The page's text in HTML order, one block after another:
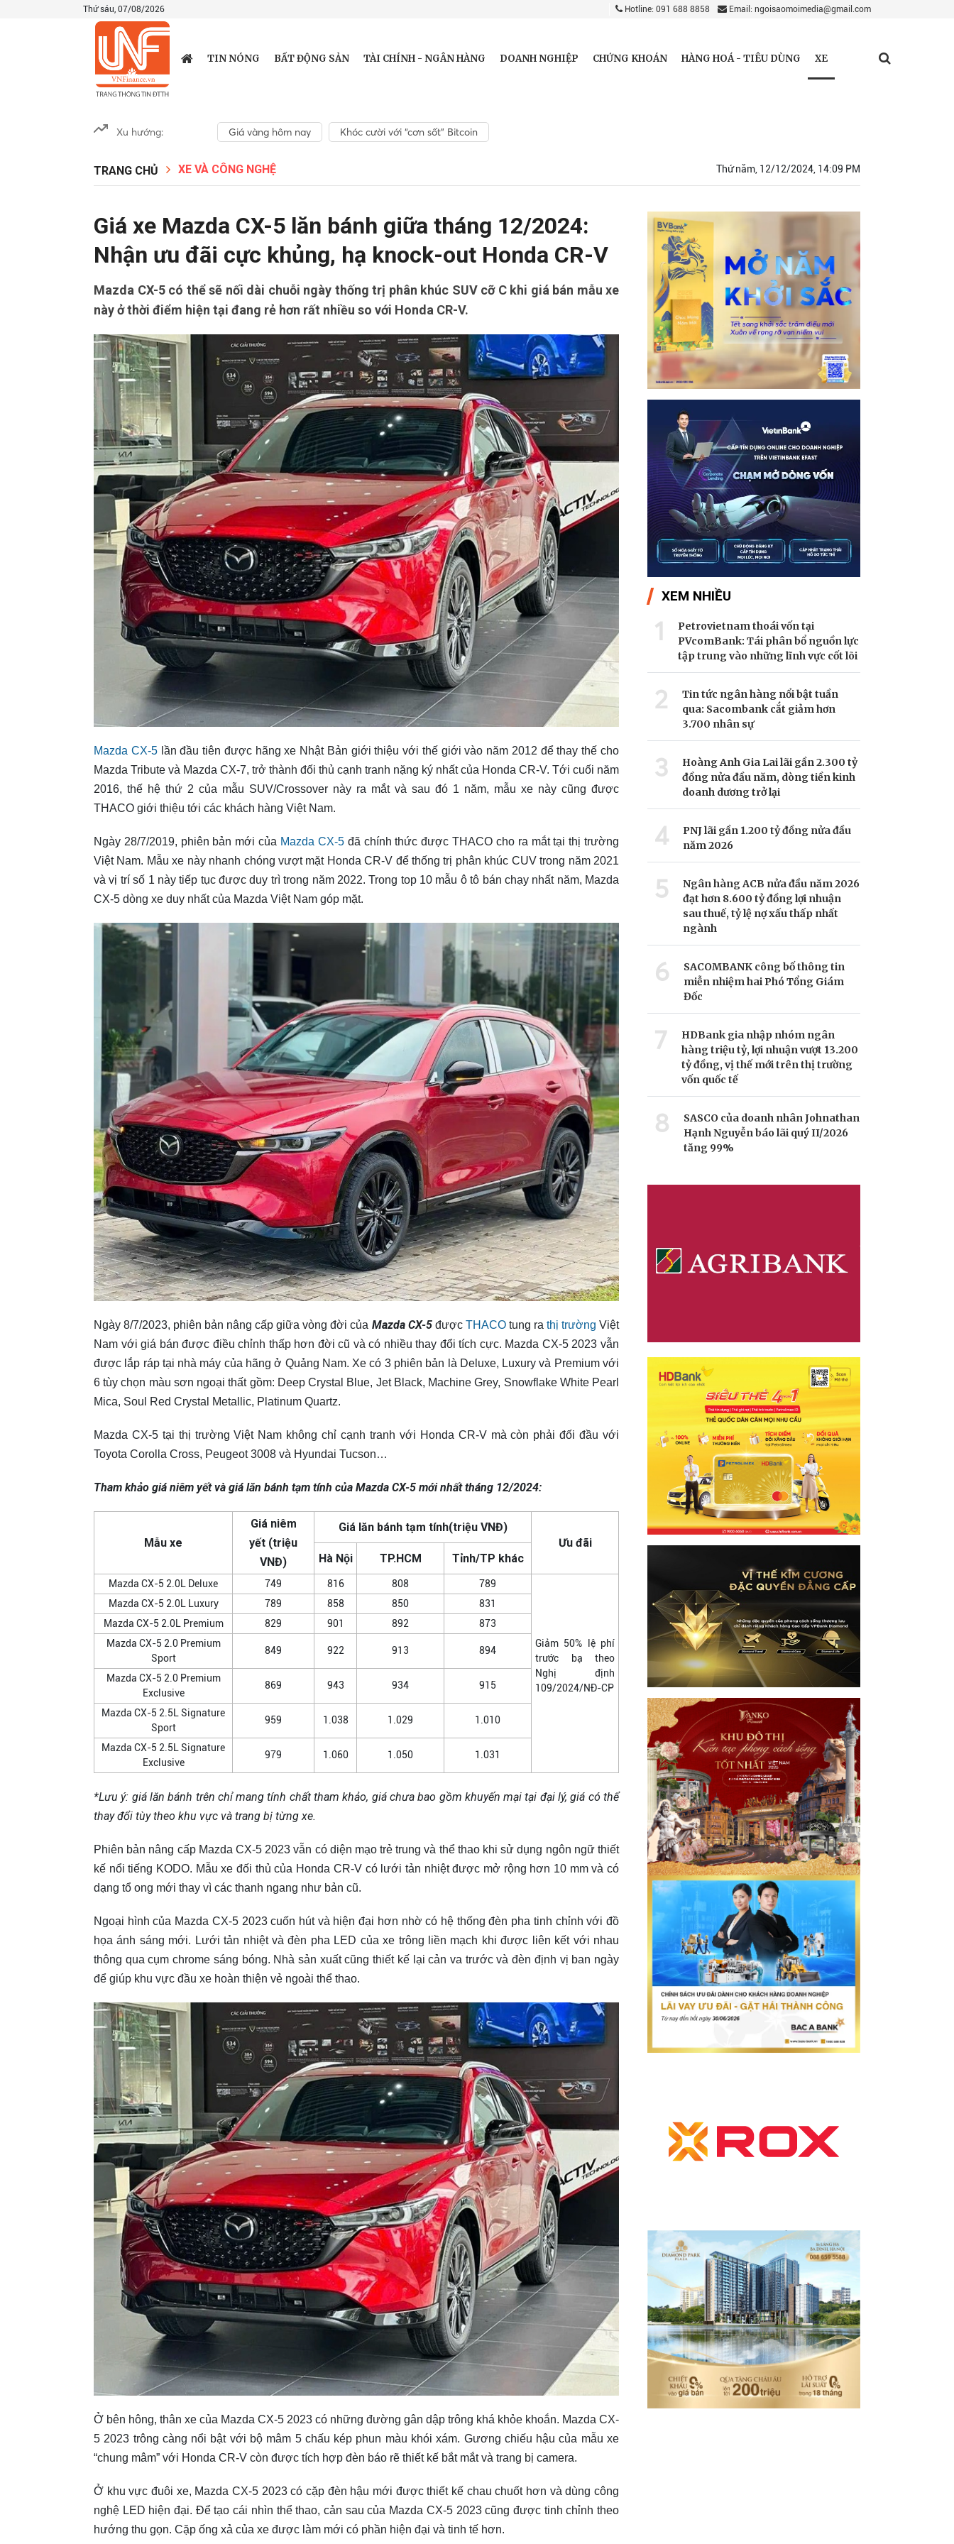
Thứ sáu, 07/08/2026 Hotline: 091 688 8858 Email: ngoisaomoimedia@gmail.com
TIN NÓNG BẤT ĐỘNG SẢN TÀI CHÍNH - NGÂN HÀNG DOANH NGHIỆP CHỨNG KHOÁN HÀNG HOÁ - TIÊU DÙNG XE
Xu hướng: Giá vàng hôm nay Khóc cười với “cơn sốt” Bitcoin
TRANG CHỦ XE VÀ CÔNG NGHỆ Thứ năm, 12/12/2024, 14:09 PM
Giá xe Mazda CX-5 lăn bánh giữa tháng 12/2024:
Nhận ưu đãi cực khủng, hạ knock-out Honda CR-V
Mazda CX-5 có thể sẽ nối dài chuỗi ngày thống trị phân khúc SUV cỡ C khi giá bán mẫu xe
này ở thời điểm hiện tại đang rẻ hơn rất nhiều so với Honda CR-V.
Mazda CX-5lần đầu tiên được hãng xe Nhật Bản giới thiệu với thế giới vào năm 2012 để thay thế cho
Mazda Tribute và Mazda CX-7, trở thành đối thủ cạnh tranh nặng ký nhất của Honda CR-V. Tới cuối năm
2016, thế hệ thứ 2 của mẫu SUV/Crossover này ra mắt và sau đó 1 năm, mẫu xe này cũng được
THACO giới thiệu tới các khách hàng Việt Nam.
Ngày 28/7/2019, phiên bản mới của Mazda CX-5đã chính thức được THACO cho ra mắt tại thị trường
Việt Nam. Mẫu xe này nhanh chóng vượt mặt Honda CR-V để thống trị phân khúc CUV trong năm 2021
và vị trí số 1 này tiếp tục được duy trì trong năm 2022. Trong top 10 mẫu ô tô bán chạy nhất năm, Mazda
CX-5 dòng xe duy nhất của Mazda Việt Nam góp mặt.
Ngày 8/7/2023, phiên bản nâng cấp giữa vòng đời của Mazda CX-5được THACOtung ra thị trường Việt
Nam với giá bán được điều chỉnh thấp hơn đời cũ và có nhiều thay đổi tích cực. Mazda CX-5 2023 vẫn
được lắp ráp tại nhà máy của hãng ở Quảng Nam. Xe có 3 phiên bản là Deluxe, Luxury và Premium với
6 tùy chọn màu sơn ngoại thất gồm: Deep Crystal Blue, Jet Black, Machine Grey, Snowflake White Pearl
Mica, Soul Red Crystal Metallic, Platinum Quartz.
Mazda CX-5 tại thị trường Việt Nam không chỉ cạnh tranh với Honda CR-V mà còn phải đối đầu với
Toyota Corolla Cross, Peugeot 3008 và Hyundai Tucson…
Tham khảo giá niêm yết và giá lăn bánh tạm tính của Mazda CX-5 mới nhất tháng 12/2024:
Mẫu xe
Giá niêm
yết (triệu
VNĐ)
Giá lăn bánh tạm tính(triệu VNĐ)
Ưu đãi
Hà Nội
TP.HCM Tỉnh/TP khác
Mazda CX-5 2.0L Deluxe 749 816 808 789
Giảm 50% lệ phí
trước bạ theo
Nghị định
109/2024/NĐ-CP
Mazda CX-5 2.0L Luxury 789 858 850
831
Mazda CX-5 2.0L Premium
829 901 892
873
Mazda CX-5 2.0 Premium
Sport
849 922 913 894
Mazda CX-5 2.0 Premium
Exclusive
869 943 934 915
Mazda CX-5 2.5L Signature
Sport
959 1.038 1.029 1.010
Mazda CX-5 2.5L Signature
Exclusive
979 1.060 1.050 1.031
*Lưu ý: giá lăn bánh trên chỉ mang tính chất tham khảo, giá chưa bao gồm khuyến mại tại đại lý, giá có thể
thay đổi tùy theo khu vực và trang bị từng xe.
Phiên bản nâng cấp Mazda CX-5 2023 vẫn có diện mạo trẻ trung và thể thao khi sử dụng ngôn ngữ thiết
kế nổi tiếng KODO. Mẫu xe đối thủ của Honda CR-V có lưới tản nhiệt được mở rộng hơn 10 mm và có
dạng tổ ong mới thay vì các thanh ngang như bản cũ.
Ngoại hình của Mazda CX-5 2023 cuốn hút và hiện đại hơn nhờ có hệ thống đèn pha tinh chỉnh với đồ
họa ánh sáng mới. Lưới tản nhiệt và đèn pha LED của xe trông liền mạch khi được liên kết với nhau
thông qua cụm chrome sáng bóng. Nhà sản xuất cũng thiết kế lại cản va trước và đèn định vị ban ngày
để giúp khu vực đầu xe hoàn thiện vẻ ngoài thể thao.
Ở bên hông, thân xe của Mazda CX-5 2023 có những đường gân dập trông khá khỏe khoắn. Mazda CX-
5 2023 trông càng nổi bật với bộ mâm 5 chấu kép phun màu khói xám. Gương chiếu hậu của mẫu xe
“chung mâm” với Honda CR-V còn được tích hợp đèn báo rẽ thiết kế bắt mắt và trang bị camera.
Ở khu vực đuôi xe, Mazda CX-5 2023 có cặp đèn hậu mới được thiết kế chau chuốt hơn và dùng công
nghệ LED hiện đại. Để tạo cái nhìn thể thao, cản sau của Mazda CX-5 2023 cũng được tinh chỉnh theo
hướng thu gọn. Cặp ống xả của xe được làm mới có phần hiện đại và tinh tế hơn.
XEM NHIỀU
1
Petrovietnam thoái vốn tại
PVcomBank: Tái phân bổ nguồn lực
tập trung vào những lĩnh vực cốt lõi
2
Tin tức ngân hàng nổi bật tuần
qua: Sacombank cắt giảm hơn
3.700 nhân sự
3
Hoàng Anh Gia Lai lãi gần 2.300 tỷ
đồng nửa đầu năm, dòng tiền kinh
doanh dương trở lại
4
PNJ lãi gần 1.200 tỷ đồng nửa đầu
năm 2026
5
Ngân hàng ACB nửa đầu năm 2026
đạt hơn 8.600 tỷ đồng lợi nhuận
sau thuế, tỷ lệ nợ xấu thấp nhất
ngành
6
SACOMBANK công bố thông tin
miễn nhiệm hai Phó Tổng Giám
Đốc
7
HDBank gia nhập nhóm ngân
hàng triệu tỷ, lợi nhuận vượt 13.200
tỷ đồng, vị thế mới trên thị trường
vốn quốc tế
8
SASCO của doanh nhân Johnathan
Hạnh Nguyễn báo lãi quý II/2026
tăng 99%